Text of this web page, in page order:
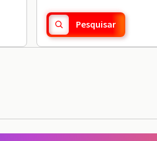
Pesquisar